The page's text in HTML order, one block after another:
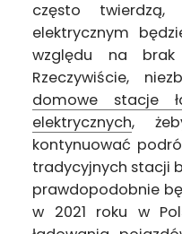
często
elektrycznym
względu na
Rzeczywiście,
domowe stacje
elektrycznych,
kontynuować
tradycyjnych stacji
prawdopodobnie
w 2021 roku w